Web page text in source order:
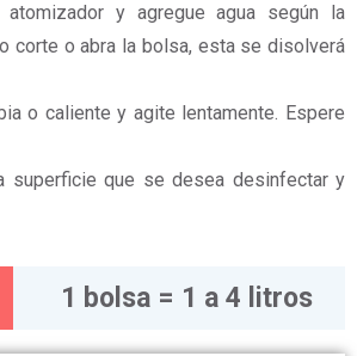
y agregue agua según la
corte o abra la bolsa, esta se disolverá
o caliente y agite lentamente. Espere
superficie que se desea desinfectar y
1 bolsa = 1 a 4 litros